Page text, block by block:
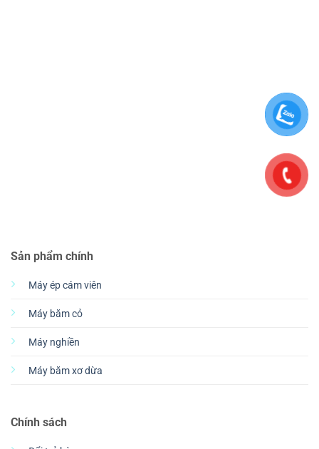
Sản phẩm chính
Máy ép cám viên
Máy băm cỏ
Máy nghiền
Máy băm xơ dừa
Chính sách